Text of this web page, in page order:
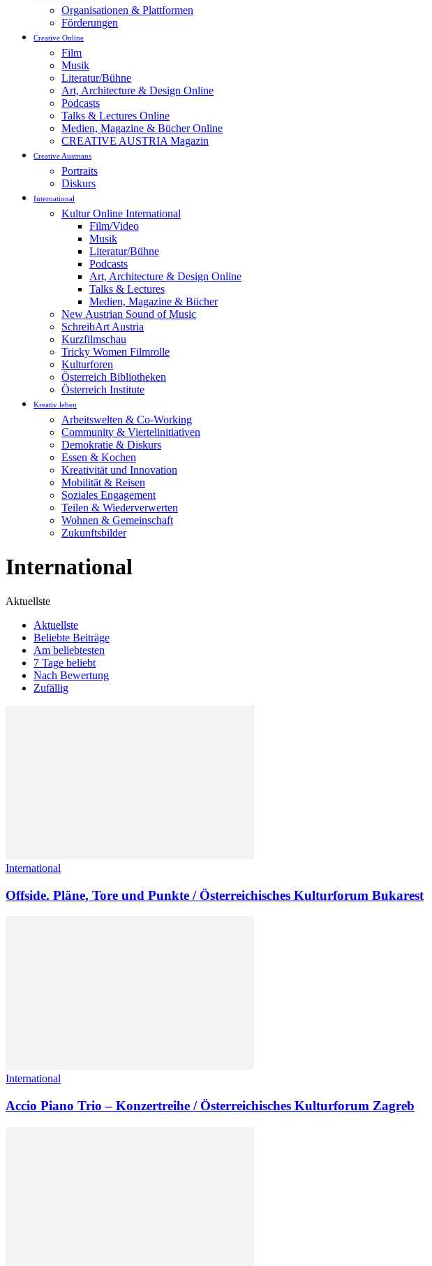
Organisationen & Plattformen
Förderungen
Creative Online
Film
Musik
Literatur/Bühne
Art, Architecture & Design Online
Podcasts
Talks & Lectures Online
Medien, Magazine & Bücher Online
CREATIVE AUSTRIA Magazin
Creative Austrians
Portraits
Diskurs
International
Kultur Online International
Film/Video
Musik
Literatur/Bühne
Podcasts
Art, Architecture & Design Online
Talks & Lectures
Medien, Magazine & Bücher
New Austrian Sound of Music
SchreibArt Austria
Kurzfilmschau
Tricky Women Filmrolle
Kulturforen
Österreich Bibliotheken
Österreich Institute
Kreativ leben
Arbeitswelten & Co-Working
Community & Viertelinitiativen
Demokratie & Diskurs
Essen & Kochen
Kreativität und Innovation
Mobilität & Reisen
Soziales Engagement
Teilen & Wiederverwerten
Wohnen & Gemeinschaft
Zukunftsbilder
International
Aktuellste
Aktuellste
Beliebte Beiträge
Am beliebtesten
7 Tage beliebt
Nach Bewertung
Zufällig
International
Offside. Pläne, Tore und Punkte / Österreichisches Kulturforum Bukarest
International
Accio Piano Trio – Konzertreihe / Österreichisches Kulturforum Zagreb